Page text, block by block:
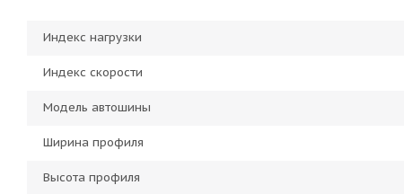
Индекс нагрузки
Индекс скорости
Модель автошины
Ширина профиля
Высота профиля